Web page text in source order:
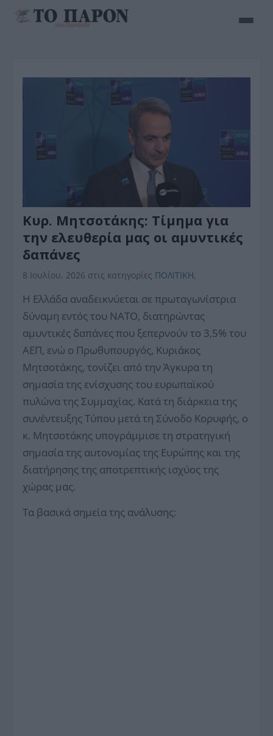
Κυρ. Μητσοτάκης: Tίμημα για
την ελευθερία μας οι αμυντικές
δαπάνες
8 Ιουλίου, 2026 στις κατηγορίες ΠΟΛΙΤΙΚΗ,
Η Ελλάδα αναδεικνύεται σε πρωταγωνίστρια
δύναμη εντός του ΝΑΤΟ, διατηρώντας
αμυντικές δαπάνες που ξεπερνούν το 3,5% του
ΑΕΠ, ενώ ο Πρωθυπουργός, Κυριάκος
Μητσοτάκης, τονίζει από την Άγκυρα τη
σημασία της ενίσχυσης του ευρωπαϊκού
πυλώνα της Συμμαχίας. Κατά τη διάρκεια της
συνέντευξης Τύπου μετά τη Σύνοδο Κορυφής, ο
κ. Μητσοτάκης υπογράμμισε τη στρατηγική
σημασία της αυτονομίας της Ευρώπης και της
διατήρησης της αποτρεπτικής ισχύος της
χώρας μας.
Τα βασικά σημεία της ανάλυσης: